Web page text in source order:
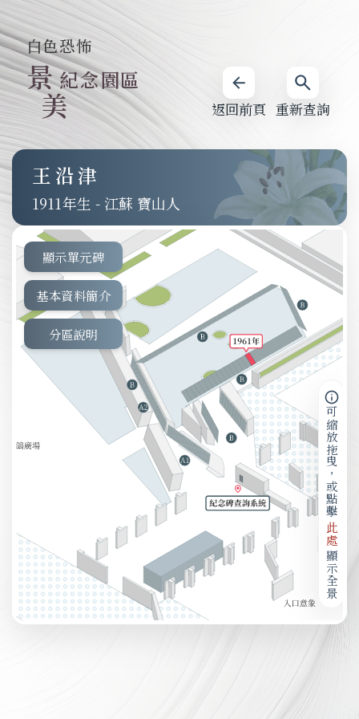
重新查詢
返回前頁
白色恐怖
景
美
紀念園區
王沿津
1911 -江蘇 寶山人
顯示單元碑
基本資料簡介
分區說明
可縮放拖曳，或點擊
此處
顯示全景